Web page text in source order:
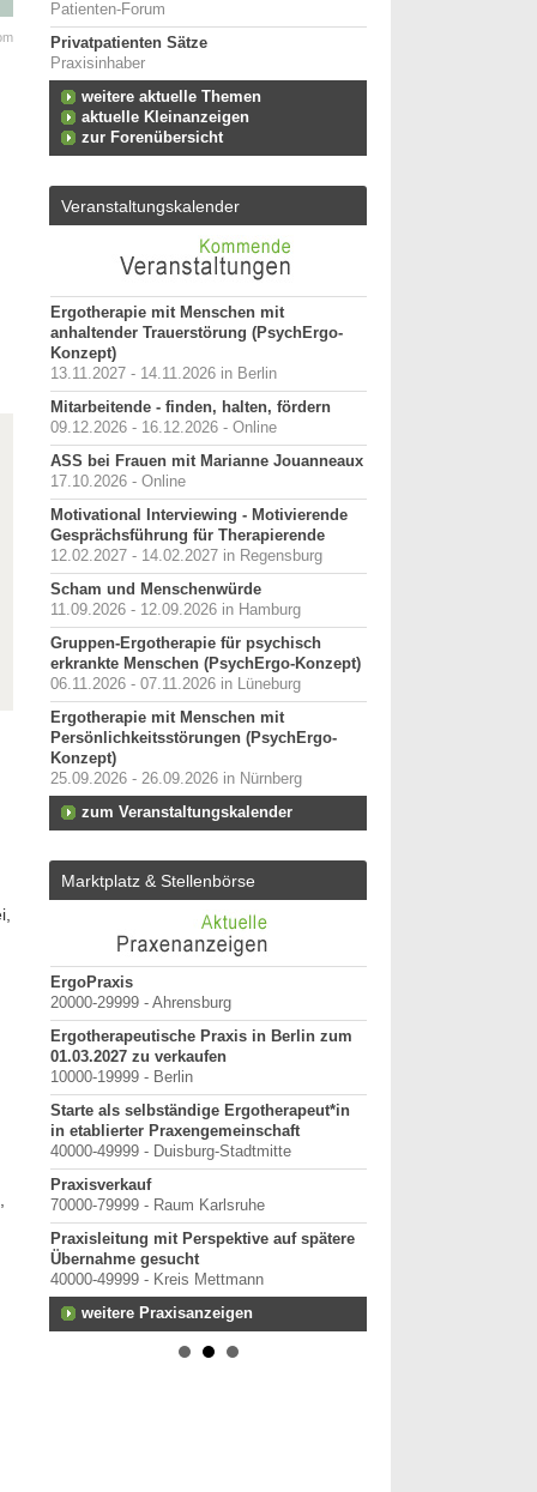
Patienten-Forum
Privatpatienten Sätze
Praxisinhaber
weitere aktuelle Themen
aktuelle Kleinanzeigen
zur Forenübersicht
Veranstaltungskalender
Ergotherapie mit Menschen mit
anhaltender Trauerstörung (PsychErgo-
Konzept)
13.11.2027 - 14.11.2026 in Berlin
Mitarbeitende - finden, halten, fördern
09.12.2026 - 16.12.2026 - Online
ASS bei Frauen mit Marianne Jouanneaux
17.10.2026 - Online
Motivational Interviewing - Motivierende
Gesprächsführung für Therapierende
12.02.2027 - 14.02.2027 in Regensburg
Scham und Menschenwürde
11.09.2026 - 12.09.2026 in Hamburg
Gruppen-Ergotherapie für psychisch
erkrankte Menschen (PsychErgo-Konzept)
06.11.2026 - 07.11.2026 in Lüneburg
Ergotherapie mit Menschen mit
Persönlichkeitsstörungen (PsychErgo-
Konzept)
25.09.2026 - 26.09.2026 in Nürnberg
zum Veranstaltungskalender
Marktplatz & Stellenbörse
ErgoPraxis
20000-29999 - Ahrensburg
Ergotherapeutische Praxis in Berlin zum
01.03.2027 zu verkaufen
10000-19999 - Berlin
Starte als selbständige Ergotherapeut*in
in etablierter Praxengemeinschaft
40000-49999 - Duisburg-Stadtmitte
Praxisverkauf
70000-79999 - Raum Karlsruhe
Praxisleitung mit Perspektive auf spätere
Übernahme gesucht
40000-49999 - Kreis Mettmann
weitere Praxisanzeigen